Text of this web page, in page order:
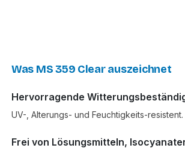
Was MS 359 Clear auszeichnet
Hervorragende
UV-, Alterungs- und Feuchtigkeits-resistent.
Frei von Lösungsmitteln,